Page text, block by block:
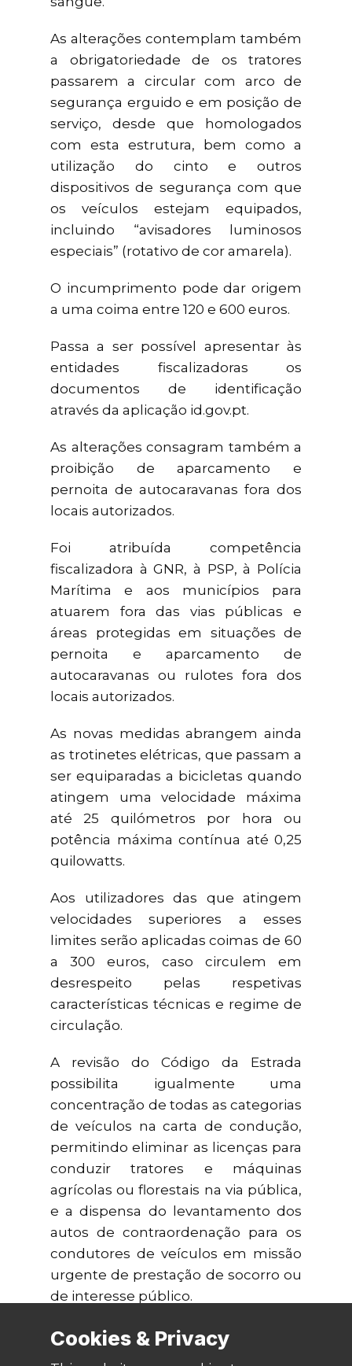
As alterações contemplam também
a obrigatoriedade de os tratores
passarem a circular com arco de
segurança erguido e em posição de
serviço, desde que homologados
com esta estrutura, bem como a
utilização do cinto e outros
dispositivos de segurança com que
os veículos estejam equipados,
incluindo “avisadores luminosos
especiais” (rotativo de cor amarela).
O incumprimento pode dar origem
a uma coima entre 120 e 600 euros.
Passa a ser possível apresentar às
entidades fiscalizadoras os
documentos de identificação
através da aplicação id.gov.pt.
As alterações consagram também a
proibição de aparcamento e
pernoita de autocaravanas fora dos
locais autorizados.
Foi atribuída competência
fiscalizadora à GNR, à PSP, à Polícia
Marítima e aos municípios para
atuarem fora das vias públicas e
áreas protegidas em situações de
pernoita e aparcamento de
autocaravanas ou rulotes fora dos
locais autorizados.
As novas medidas abrangem ainda
as trotinetes elétricas, que passam a
ser equiparadas a bicicletas quando
atingem uma velocidade máxima
até 25 quilómetros por hora ou
potência máxima contínua até 0,25
quilowatts.
Aos utilizadores das que atingem
velocidades superiores a esses
limites serão aplicadas coimas de 60
a 300 euros, caso circulem em
desrespeito pelas respetivas
características técnicas e regime de
circulação.
A revisão do Código da Estrada
possibilita igualmente uma
concentração de todas as categorias
de veículos na carta de condução,
permitindo eliminar as licenças para
conduzir tratores e máquinas
agrícolas ou florestais na via pública,
e a dispensa do levantamento dos
autos de contraordenação para os
condutores de veículos em missão
urgente de prestação de socorro ou
de interesse público.
Cookies & Privacy